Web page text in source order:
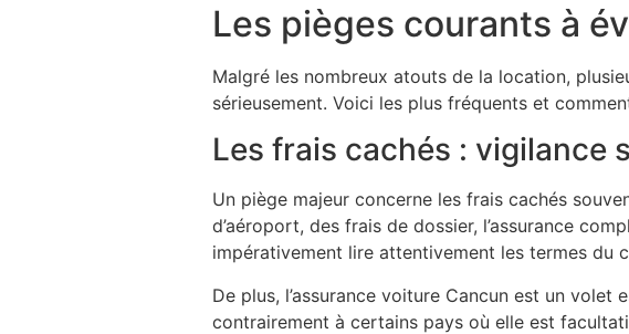
Les pièges courants à
Malgré les nombreux atouts de la location,
sérieusement. Voici les plus fréquents et
Les frais cachés : vigilance
Un piège majeur concerne les frais cachés
d’aéroport, des frais de dossier, l’assurance
impérativement lire attentivement les termes du
De plus, l’assurance voiture Cancun est un volet
contrairement à certains pays où elle est